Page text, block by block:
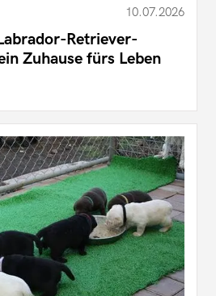
10.07.2026
Retriever-
Zuhause fürs Leben